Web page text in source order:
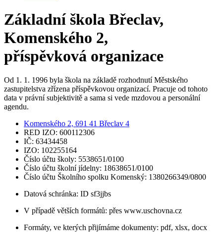
Základní škola Břeclav,
Komenského 2,
příspěvková organizace
Od 1. 1. 1996 byla škola na základě rozhodnutí Městského
zastupitelstva zřízena příspěvkovou organizací. Pracuje od tohoto
data v právní subjektivitě a sama si vede mzdovou a personální
agendu.
Komenského 2, 691 41 Břeclav 4
RED IZO: 600112306
IČ: 63434458
IZO: 102255164
Číslo účtu školy: 5538651/0100
Číslo účtu školní jídelny: 18638651/0100
Číslo účtu Školního spolku Komenský: 1380266349/0800
Datová schránka: ID sf3jjbs
V případě větších formátů: přes www.uschovna.cz
Formáty, ve kterých přijímáme dokumenty: pdf, xlsx, docx